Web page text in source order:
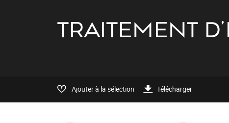
TRAITEMENT
Ajouter à la sélection Télécharger